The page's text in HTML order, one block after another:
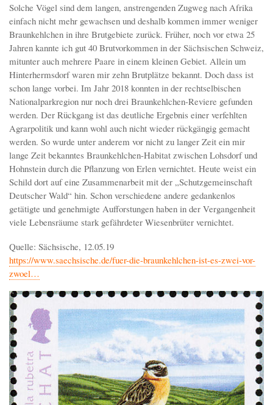
Solche Vögel sind dem langen, anstrengenden Zugweg nach Afrika
einfach nicht mehr gewachsen und deshalb kommen immer weniger
Braunkehlchen in ihre Brutgebiete zurück. Früher, noch vor etwa 25
Jahren kannte ich gut 40 Brutvorkommen in der Sächsischen Schweiz,
mitunter auch mehrere Paare in einem kleinen Gebiet. Allein um
Hinterhermsdorf waren mir zehn Brutplätze bekannt. Doch dass ist
schon lange vorbei. Im Jahr 2018 konnten in der rechtselbischen
Nationalparkregion nur noch drei Braunkehlchen-Reviere gefunden
werden. Der Rückgang ist das deutliche Ergebnis einer verfehlten
Agrarpolitik und kann wohl auch nicht wieder rückgängig gemacht
werden. So wurde unter anderem vor nicht zu langer Zeit ein mir
lange Zeit bekanntes Braunkehlchen-Habitat zwischen Lohsdorf und
Hohnstein durch die Pflanzung von Erlen vernichtet. Heute weist ein
Schild dort auf eine Zusammenarbeit mit der „Schutzgemeinschaft
Deutscher Wald“ hin. Schon verschiedene andere gedankenlos
getätigte und genehmigte Aufforstungen haben in der Vergangenheit
viele Lebensräume stark gefährdeter Wiesenbrüter vernichtet.
Quelle: Sächsische, 12.05.19
https://www.saechsische.de/fuer-die-braunkehlchen-ist-es-zwei-vor-
zwoel…